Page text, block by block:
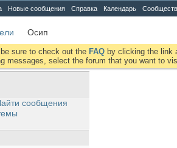
Новые сообщения Справка Календарь
Осип
sure to check out the FAQ by clicking the link
messages, select the forum that you want to
сообщения